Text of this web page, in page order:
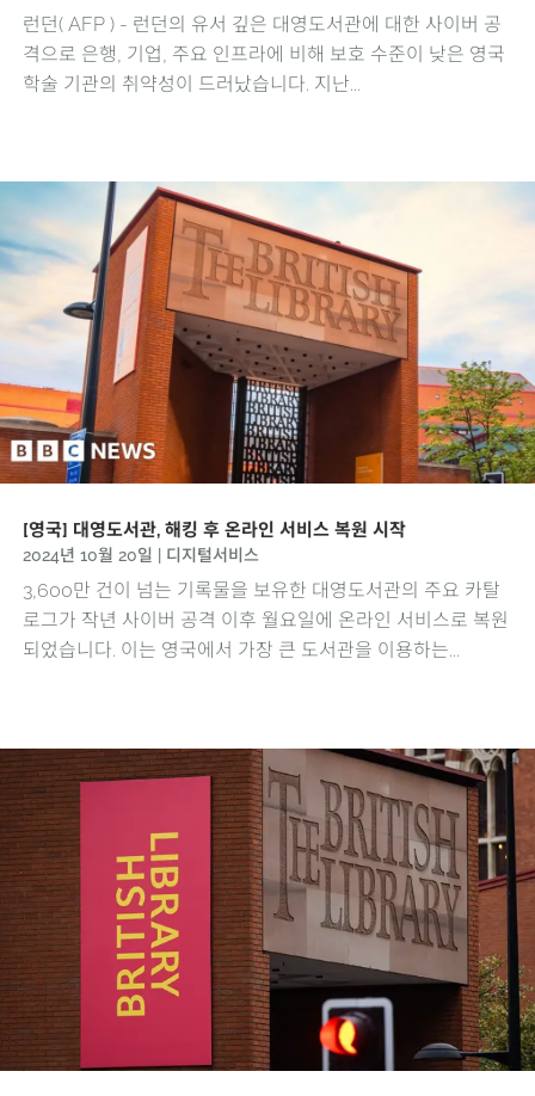
런던( AFP ) - 런던의 유서 깊은 대영도서관에 대한 사이버 공
격으로 은행, 기업, 주요 인프라에 비해 보호 수준이 낮은 영국
학술 기관의 취약성이 드러났습니다. 지난...
[영국] 대영도서관, 해킹 후 온라인 서비스 복원 시작
2024년 10월 20일 디지털서비스
3,600만 건이 넘는 기록물을 보유한 대영도서관의 주요 카탈
로그가 작년 사이버 공격 이후 월요일에 온라인 서비스로 복원
되었습니다. 이는 영국에서 가장 큰 도서관을 이용하는...